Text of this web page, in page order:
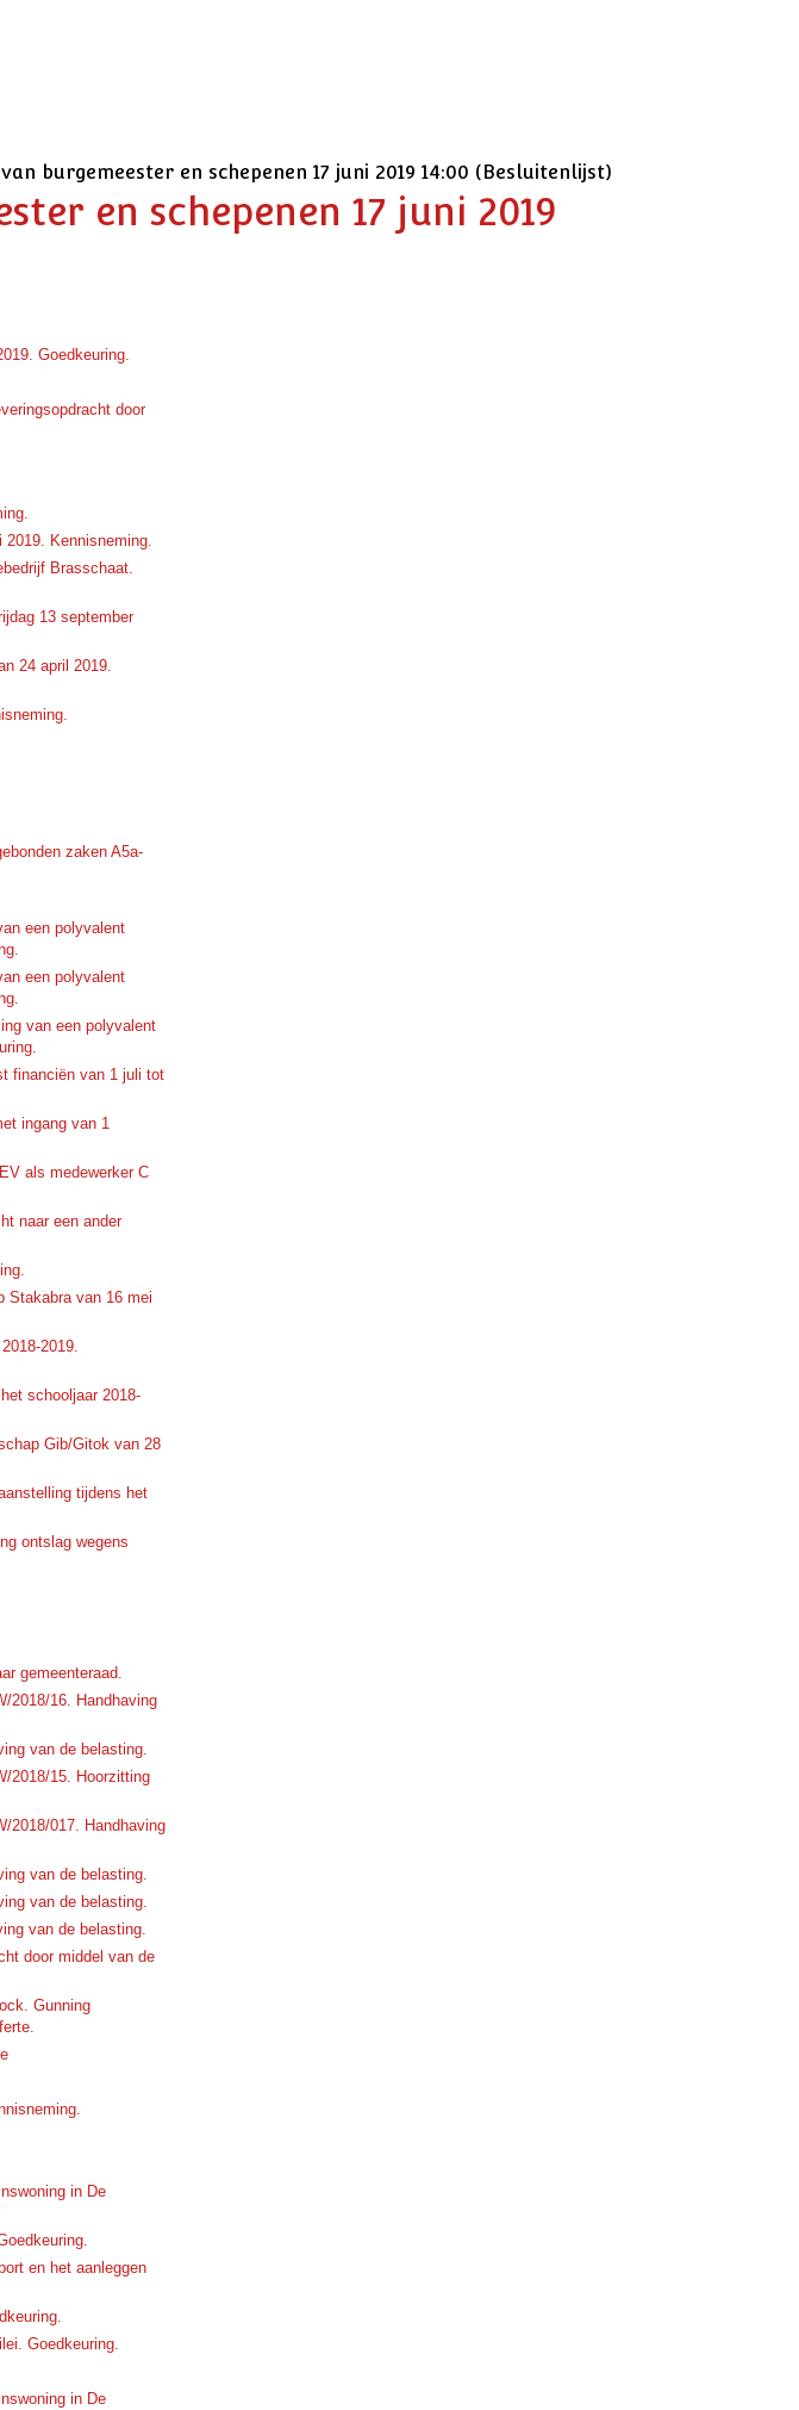
burgemeester en schepenen 17 juni 2019 14:00 (Besluitenlijst)
en schepenen 17 juni 2019
Goedkeuring.
door
2019. Kennisneming.
Brasschaat.
13 september
24 april 2019.
zaken A5a-
een polyvalent
een polyvalent
van een polyvalent
financiën van 1 juli tot
ingang van 1
als medewerker C
naar een ander
Stakabra van 16 mei
2019.
schooljaar 2018-
Gib/Gitok van 28
tijdens het
ontslag wegens
gemeenteraad.
2018/16. Handhaving
van de belasting.
2018/15. Hoorzitting
2018/017. Handhaving
van de belasting.
van de belasting.
van de belasting.
door middel van de
Gunning
in De
en het aanleggen
Goedkeuring.
in De